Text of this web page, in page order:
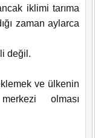
iklimi tarıma
zaman aylarca
değil.
ve ülkenin
olması